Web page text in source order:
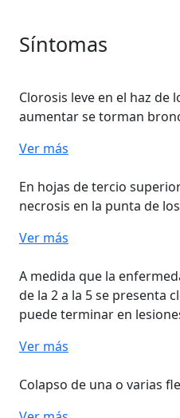
Síntomas
Clorosis leve en el haz de
aumentar se torman
Ver más
En hojas de tercio
necrosis en la punta de
Ver más
A medida que la
de la 2 a la 5 se presenta
puede terminar en
Ver más
Colapso de una o varias